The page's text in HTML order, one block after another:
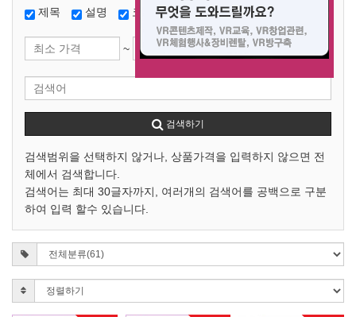
제목 설명 코드 태그
~
검색하기
검색범위을 선택하지 않거나, 상품가격을 입력하지 않으면 전
체에서 검색합니다.
검색어는 최대 30글자까지, 여러개의 검색어를 공백으로 구분
하여 입력 할수 있습니다.